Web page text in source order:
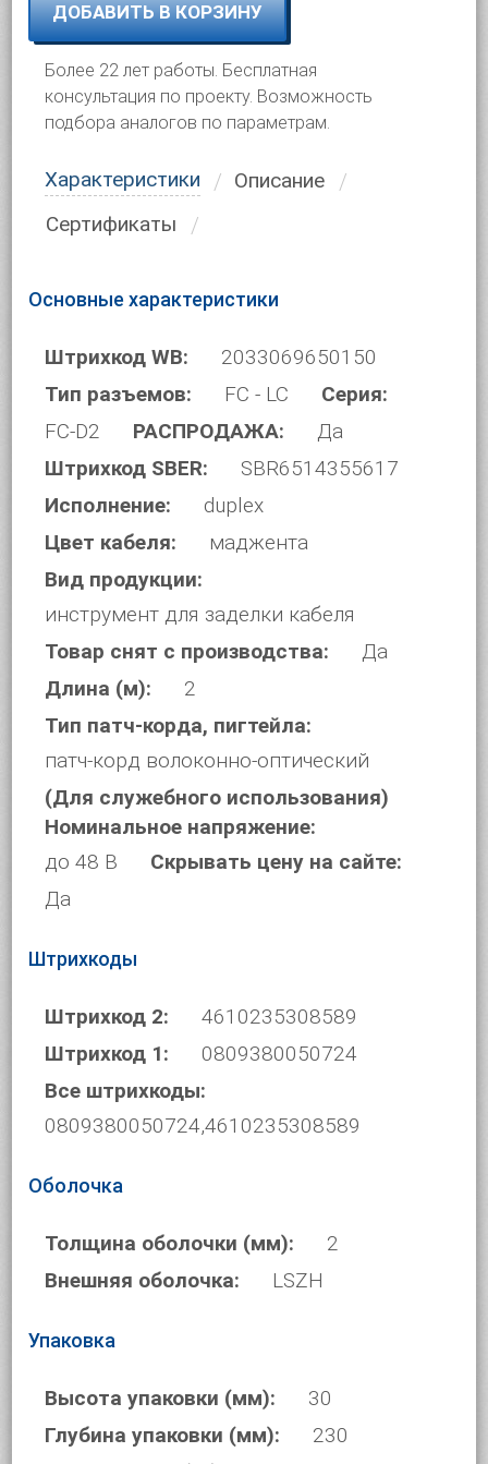
ДОБАВИТЬ В КОРЗИНУ
Более 22 лет работы. Бесплатная
консультация по проекту. Возможность
подбора аналогов по параметрам.
Характеристики
Описание
Сертификаты
Основные характеристики
Штрихкод WB:
2033069650150
Тип разъемов:
FC - LC
Серия:
FC-D2
РАСПРОДАЖА:
Да
Штрихкод SBER:
SBR6514355617
Исполнение:
duplex
Цвет кабеля:
маджента
Вид продукции:
инструмент для заделки кабеля
Товар снят с производства:
Да
Длина (м):
2
Тип патч-корда, пигтейла:
патч-корд волоконно-оптический
(Для служебного использования)
Номинальное напряжение:
до 48 В
Скрывать цену на сайте:
Да
Штрихкоды
Штрихкод 2:
4610235308589
Штрихкод 1:
0809380050724
Все штрихкоды:
0809380050724,4610235308589
Оболочка
Толщина оболочки (мм):
2
Внешняя оболочка:
LSZH
Упаковка
Высота упаковки (мм):
30
Глубина упаковки (мм):
230